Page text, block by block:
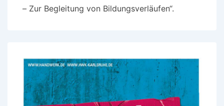
– Zur Begleitung von Bildungsverläufen“.